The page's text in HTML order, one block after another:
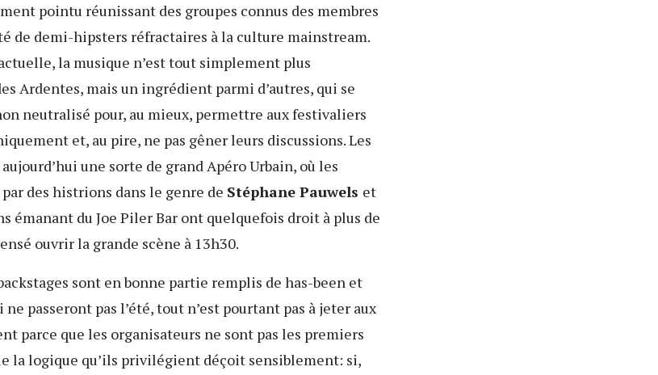
pointu réunissant des groupes connus des membres
de demi-hipsters réfractaires à la culture mainstream.
la musique n’est tout simplement plus
Ardentes, mais un ingrédient parmi d’autres, qui se
neutralisé pour, au mieux, permettre aux festivaliers
et, au pire, ne pas gêner leurs discussions. Les
une sorte de grand Apéro Urbain, où les
des histrions dans le genre de Stéphane Pauwels et
émanant du Joe Piler Bar ont quelquefois droit à plus de
ouvrir la grande scène à 13h30.
sont en bonne partie remplis de has-been et
ne passeront pas l’été, tout n’est pourtant pas à jeter aux
parce que les organisateurs ne sont pas les premiers
la logique qu’ils privilégient déçoit sensiblement: si,